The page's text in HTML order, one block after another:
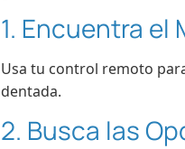
1. Encuentra
Usa tu control remoto
dentada.
2. Busca las